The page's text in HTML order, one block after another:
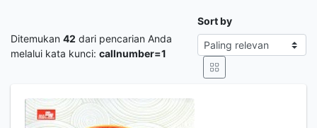
Ditemukan 42 dari pencarian Anda
melalui kata kunci: callnumber=1
Sort by